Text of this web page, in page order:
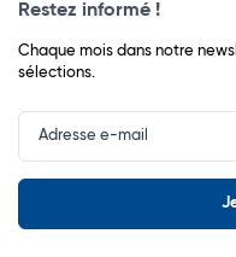
Restez informé !
Chaque mois dans notre
sélections.
Input
Newsletter